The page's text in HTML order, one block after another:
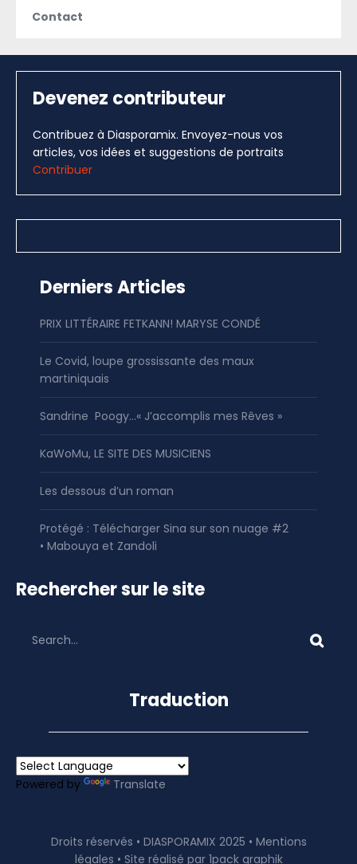
Contact
Devenez contributeur
Contribuez à Diasporamix. Envoyez-nous vos
articles, vos idées et suggestions de portraits
Contribuer
Derniers Articles
PRIX LITTÉRAIRE FETKANN! MARYSE CONDÉ
Le Covid, loupe grossissante des maux
martiniquais
Sandrine Poogy…« J’accomplis mes Rêves »
KaWoMu, LE SITE DES MUSICIENS
Les dessous d’un roman
Protégé : Télécharger Sina sur son nuage #2
• Mabouya et Zandoli
Rechercher sur le site
Traduction
Powered by Translate
Droits réservés • DIASPORAMIX 2025 • Mentions
légales • Site réalisé par 1pack graphik